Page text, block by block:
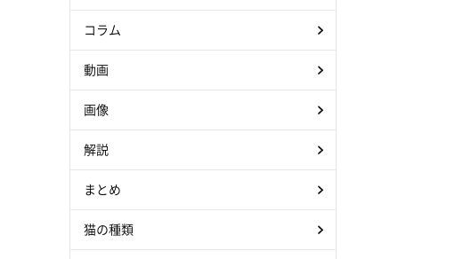
コラム
動画
画像
解説
まとめ
猫の種類